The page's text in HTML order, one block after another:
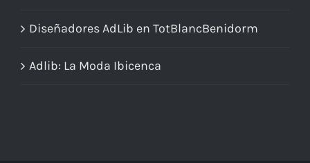
Diseñadores AdLib en TotBlancBenidorm
Adlib: La Moda Ibicenca